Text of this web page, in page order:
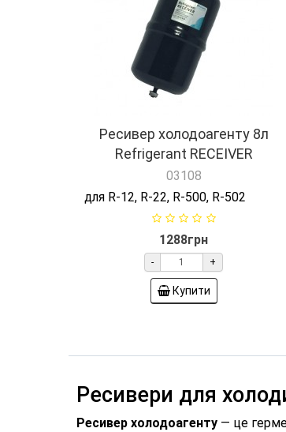
Ресивер холодоагенту 8л
Refrigerant RECEIVER
03108
для R-12, R-22, R-500, R-502
1288грн
- +
Купити
Ресивери для
Ресивер холодоагенту — це